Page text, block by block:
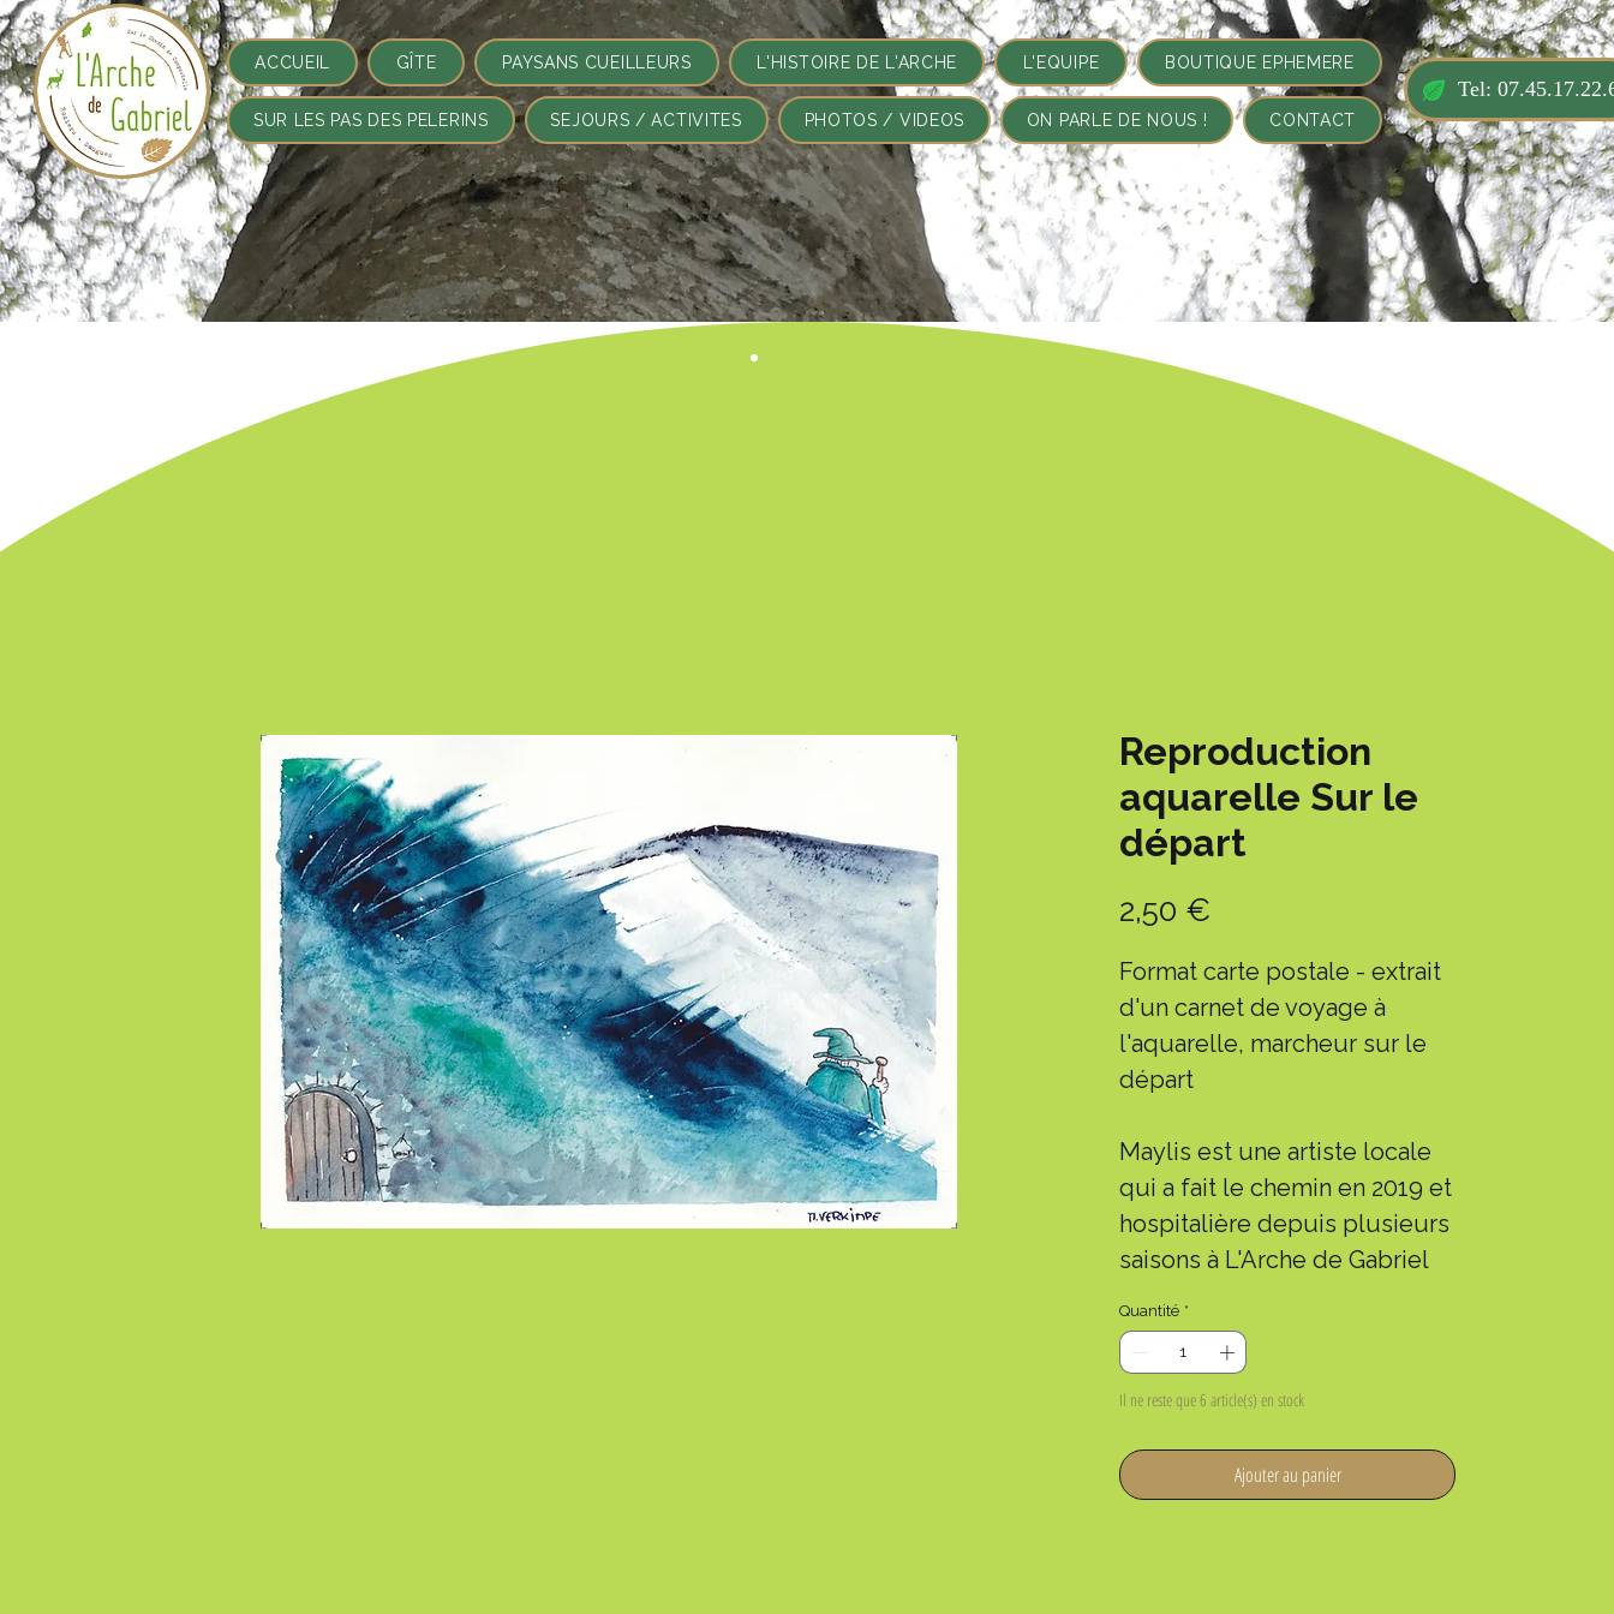
ACCUEIL GÎTE PAYSANS CUEILLEURS L'HISTOIRE DE L'ARCHE L'EQUIPE BOUTIQUE EPHEMERE
SUR LES PAS DES PELERINS SEJOURS / ACTIVITES PHOTOS / VIDEOS ON PARLE DE NOUS ! CONTACT
Tel:
Reproduction
aquarelle Sur le
départ
2,50 €
Format carte postale - extrait
d'un carnet de voyage à
l'aquarelle, marcheur sur le
départ
Maylis est une artiste locale
qui a fait le chemin en 2019 et
hospitalière depuis plusieurs
saisons à L'Arche de Gabriel
Quantité *
Il ne reste que 6 article(s) en stock
Ajouter au panier